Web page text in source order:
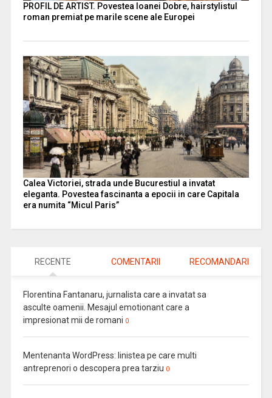
PROFIL DE ARTIST. Povestea Ioanei Dobre, hairstylistul
roman premiat pe marile scene ale Europei
Calea Victoriei, strada unde Bucurestiul a invatat
eleganta. Povestea fascinanta a epocii in care Capitala
era numita “Micul Paris”
RECENTE COMENTARII RECOMANDARI
Florentina Fantanaru, jurnalista care a invatat sa
asculte oamenii. Mesajul emotionant care a
impresionat mii de romani 0
Mentenanta WordPress: linistea pe care multi
antreprenori o descopera prea tarziu 0